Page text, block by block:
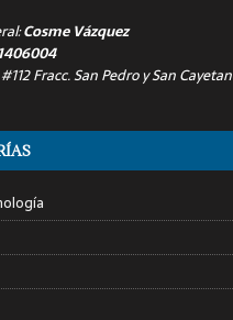
Cosme Vázquez
Fracc. San Pedro y San